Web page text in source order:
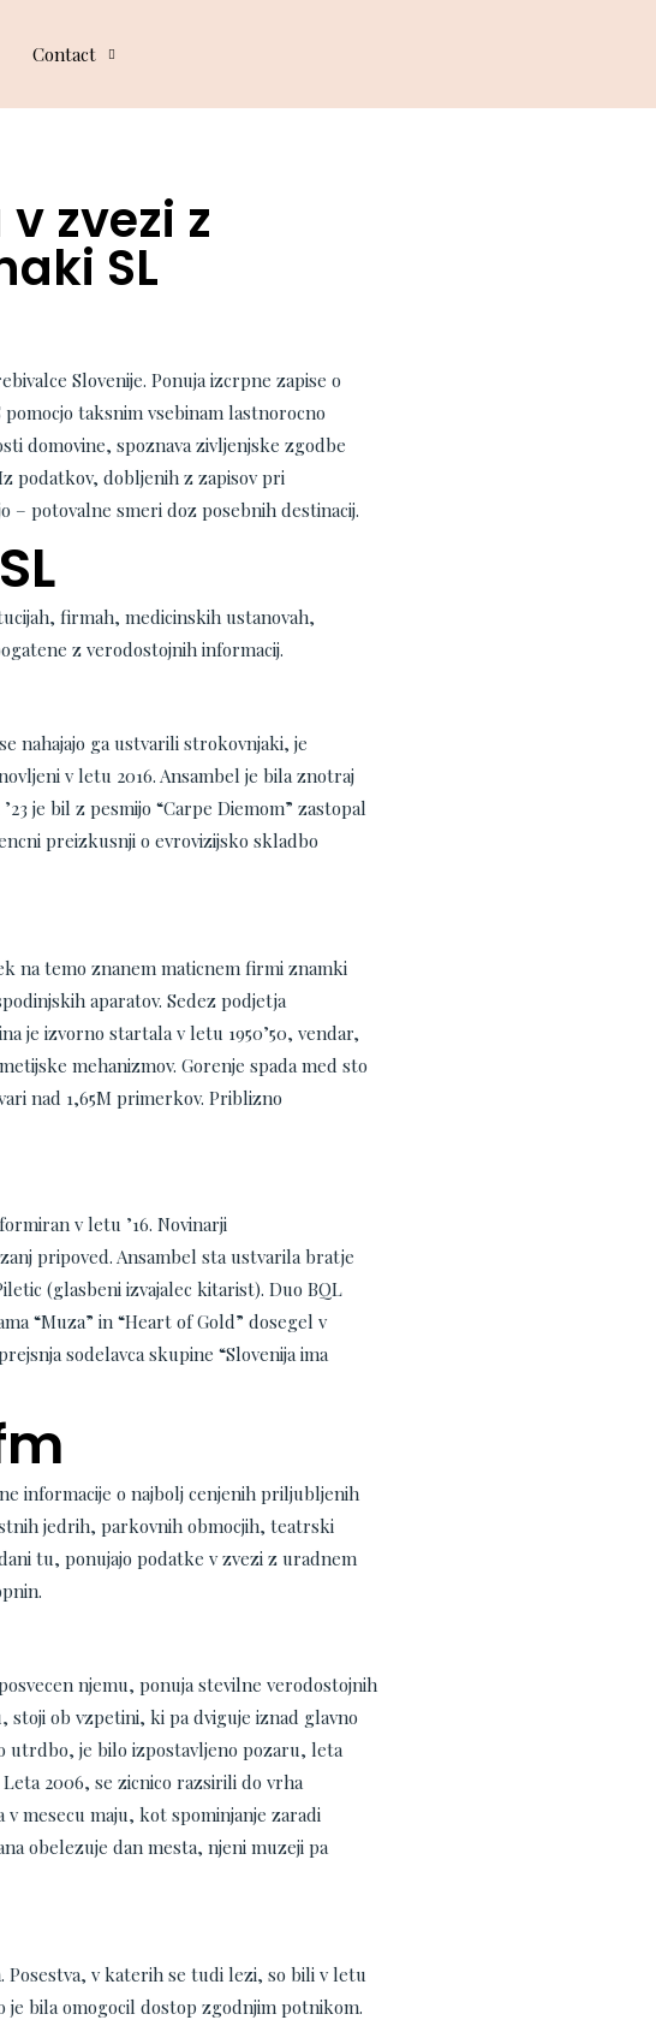
Contact
zvezi z
SL
Slovenije. Ponuja izcrpne zapise o
taksnim vsebinam lastnorocno
domovine, spoznava zivljenjske zgodbe
podatkov, dobljenih z zapisov pri
potovalne smeri doz posebnih destinacij.
firmah, medicinskih ustanovah,
z verodostojnih informacij.
nahajajo ga ustvarili strokovnjaki, je
v letu 2016. Ansambel je bila znotraj
je bil z pesmijo “Carpe Diemom” zastopal
preizkusnji o evrovizijsko skladbo
na temo znanem maticnem firmi znamki
aparatov. Sedez podjetja
je izvorno startala v letu 1950’50, vendar,
mehanizmov. Gorenje spada med sto
nad 1,65M primerkov. Priblizno
v letu ’16. Novinarji
pripoved. Ansambel sta ustvarila bratje
(glasbeni izvajalec kitarist). Duo BQL
“Muza” in “Heart of Gold” dosegel v
sodelavca skupine “Slovenija ima
informacije o najbolj cenjenih priljubljenih
jedrih, parkovnih obmocjih, teatrski
tu, ponujajo podatke v zvezi z uradnem
njemu, ponuja stevilne verodostojnih
stoji ob vzpetini, ki pa dviguje iznad glavno
utrdbo, je bilo izpostavljeno pozaru, leta
2006, se zicnico razsirili do vrha
v mesecu maju, kot spominjanje zaradi
obelezuje dan mesta, njeni muzeji pa
Posestva, v katerih se tudi lezi, so bili v letu
je bila omogocil dostop zgodnjim potnikom.